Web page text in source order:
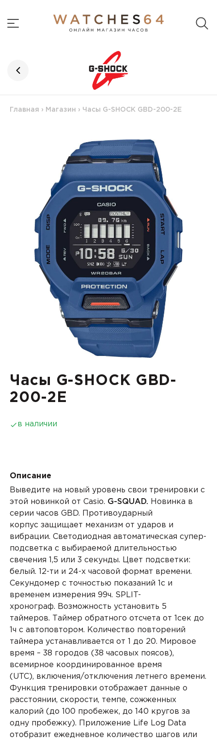
Главная › Магазин › Часы G-SHOCK GBD-200-2E
Часы G-SHOCK GBD-
200-2E
в наличии
Описание
Выведите на новый уровень свои тренировки с
этой новинкой от Casio. G-SQUAD. Новинка в
серии часов GBD.
Противоударный
корпус защищает механизм от ударов и
вибрации. Светодиодная автоматическая супер-
подсветка с выбираемой длительностью
свечения 1,5 или 3 секунды. Цвет подсветки:
белый.
12-ти и 24-х часовой формат времени.
Секундомер с точностью показаний 1с и
временем измерения 99ч. SPLIT-
хронограф. Возможность установить 5
таймеров.
Таймер обратного отсчета от 1сек до
1ч с автоповтором. Количество повторений
таймера устанавливается от 1 до 20. Мировое
время – 38 городов (38 часовых поясов),
всемирное координированное время
( UTC), включения/отключения летнего времени.
Функция тренировки отображает данные о
расстоянии, скорости, темпе, сожженных
калорий (до 100 пробежек, до 140 кругов за
одну пробежку). Приложение Life Log Data
отобразит ежедневное количество шагов или